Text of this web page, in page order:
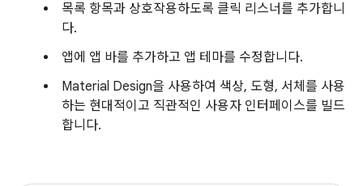
목록 항목과 상호작용하도록 클릭 리스너를 추가합니
다.
앱에 앱 바를 추가하고 앱 테마를 수정합니다.
Material Design을 사용하여 색상, 도형, 서체를 사용
하는 현대적이고 직관적인 사용자 인터페이스를 빌드
합니다.